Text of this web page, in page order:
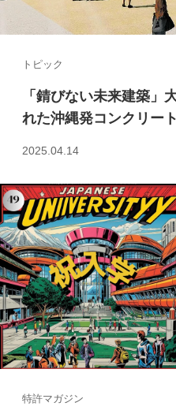
トピック
「錆びない未来建築」
れた沖縄発コンクリー
2025.04.14
特許マガジン